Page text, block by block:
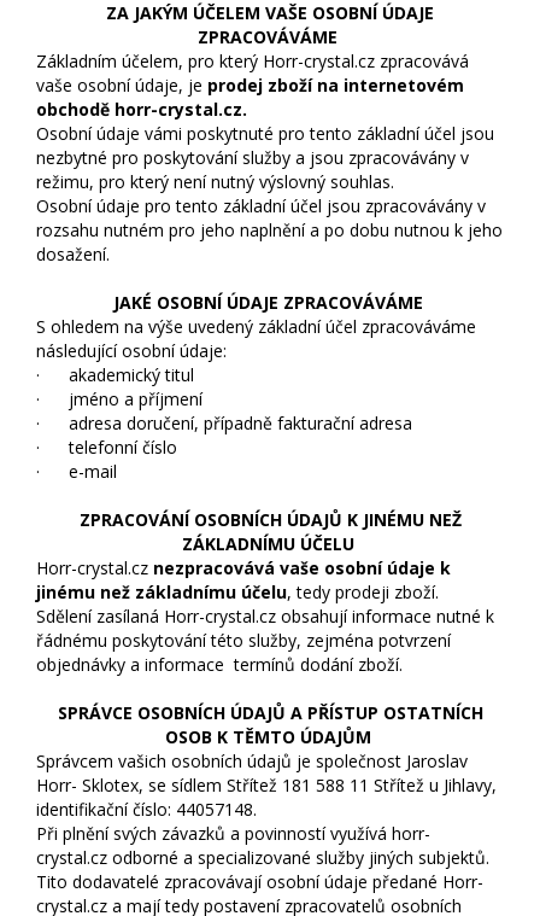
ZA JAKÝM ÚČELEM VAŠE OSOBNÍ ÚDAJE
ZPRACOVÁVÁME
Základním účelem, pro který Horr-crystal.cz zpracovává
vaše osobní údaje, je prodej zboží na internetovém
obchodě horr-crystal.cz.
Osobní údaje vámi poskytnuté pro tento základní účel jsou
nezbytné pro poskytování služby a jsou zpracovávány v
režimu, pro který není nutný výslovný souhlas.
Osobní údaje pro tento základní účel jsou zpracovávány v
rozsahu nutném pro jeho naplnění a po dobu nutnou k jeho
dosažení.
JAKÉ OSOBNÍ ÚDAJE ZPRACOVÁVÁME
S ohledem na výše uvedený základní účel zpracováváme
následující osobní údaje:
· akademický titul
· jméno a příjmení
· adresa doručení, případně fakturační adresa
· telefonní číslo
· e-mail
ZPRACOVÁNÍ OSOBNÍCH ÚDAJŮ K JINÉMU NEŽ
ZÁKLADNÍMU ÚČELU
Horr-crystal.cz nezpracovává vaše osobní údaje k
jinému než základnímu účelu, tedy prodeji zboží.
Sdělení zasílaná Horr-crystal.cz obsahují informace nutné k
řádnému poskytování této služby, zejména potvrzení
objednávky a informace termínů dodání zboží.
SPRÁVCE OSOBNÍCH ÚDAJŮ A PŘÍSTUP OSTATNÍCH
OSOB K TĚMTO ÚDAJŮM
Správcem vašich osobních údajů je společnost Jaroslav
Horr- Sklotex, se sídlem Střítež 181 588 11 Střítež u Jihlavy,
identifikační číslo: 44057148.
Při plnění svých závazků a povinností využívá horr-
crystal.cz odborné a specializované služby jiných subjektů.
Tito dodavatelé zpracovávají osobní údaje předané Horr-
crystal.cz a mají tedy postavení zpracovatelů osobních